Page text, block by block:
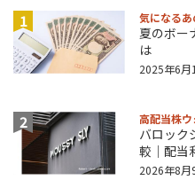
1 気になるあ
夏のボ
は
2025年6月
2 高配当株
バロック
較｜配当
2026年8月